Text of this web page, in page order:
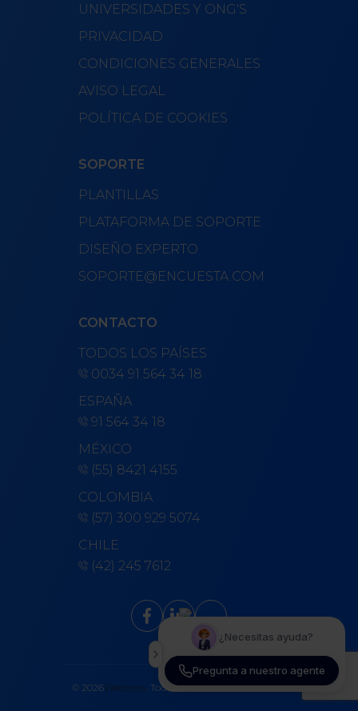
UNIVERSIDADES Y ONG'S
PRIVACIDAD
CONDICIONES GENERALES
AVISO LEGAL
POLÍTICA DE COOKIES
SOPORTE
PLANTILLAS
PLATAFORMA DE SOPORTE
DISEÑO EXPERTO
SOPORTE@ENCUESTA.COM
CONTACTO
TODOS LOS PAÍSES
0034 91 564 34 18
ESPAÑA
91 564 34 18
MÉXICO
(55) 8421 4155
COLOMBIA
(57) 300 929 5074
CHILE
(42) 245 7612
© 2026Webtools . Todos los derechos reservados.